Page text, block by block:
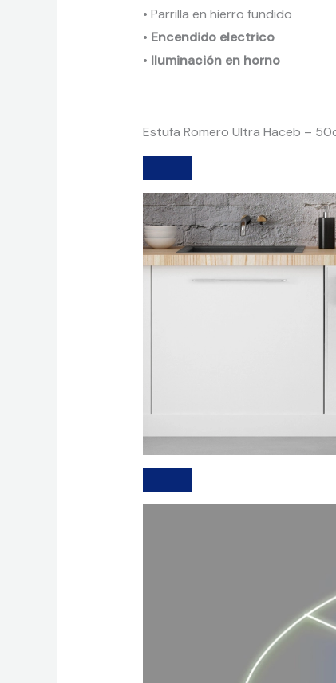
• Parrilla en hierro fundido
• Encendido electrico
• Iluminación en horno
Estufa Romero Ultra Haceb –